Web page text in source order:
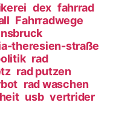
dex fahrrad
Fahrradwege
theresien-straße
rad
rad putzen
rad waschen
usb vertrider